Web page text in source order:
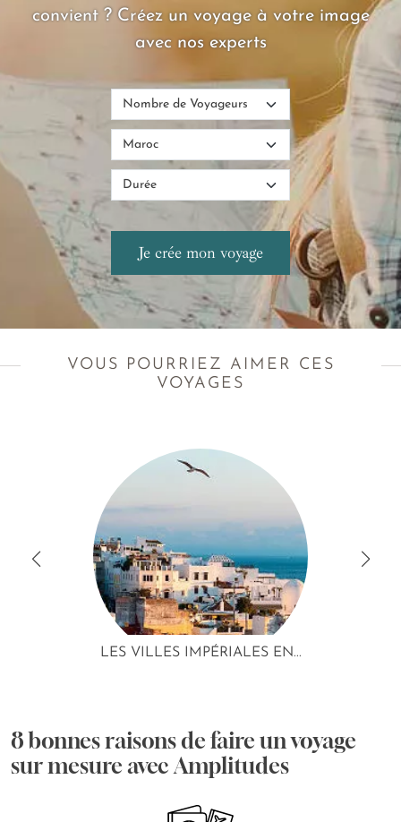
convient ? Créez un voyage à votre image
avec nos experts
VOUS POURRIEZ AIMER CES
VOYAGES
LES VILLES IMPÉRIALES EN...
8 bonnes raisons de faire un voyage
sur mesure avec Amplitudes